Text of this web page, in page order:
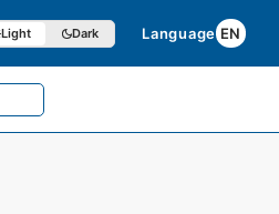
Light Dark Language EN